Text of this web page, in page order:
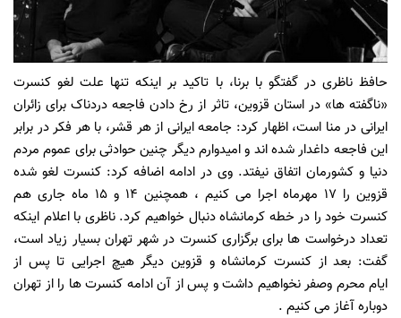
حافظ ناظری در گفتگو با برنا، با تاکید بر اینکه تنها علت لغو کنسرت
«ناگفته ها» در استان قزوین، تاثر از رخ دادن فاجعه دردناک برای زائران
ایرانی در منا است، اظهار کرد: جامعه ایرانی از هر قشر، با هر فکر در برابر
این فاجعه داغدار شده اند و امیدوارم دیگر چنین حوادثی برای عموم مردم
دنیا و کشورمان اتفاق نیفتد. وی در ادامه اضافه کرد: کنسرت لغو شده
قزوین را 17 مهرماه اجرا می کنیم ، همچنین 14 و 15 ماه جاری هم
کنسرت خود را در خطه کرمانشاه دنبال خواهیم کرد. ناظری با اعلام اینکه
تعداد درخواست ها برای برگزاری کنسرت در شهر تهران بسیار زیاد است،
گفت: بعد از کنسرت کرمانشاه و قزوین دیگر هیچ اجرایی تا پس از
ایام محرم وصفر نخواهیم داشت و پس از آن ادامه کنسرت ها را از تهران
دوباره آغاز می کنیم .